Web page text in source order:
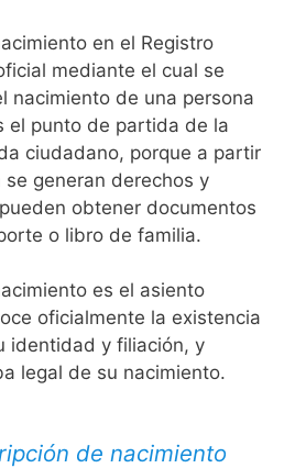
en el Registro
mediante el cual se
nacimiento de una persona
el punto de partida de la
ciudadano, porque a partir
generan derechos y
obtener documentos
o libro de familia.
es el asiento
oficialmente la existencia
identidad y filiación, y
legal de su nacimiento.
de nacimiento